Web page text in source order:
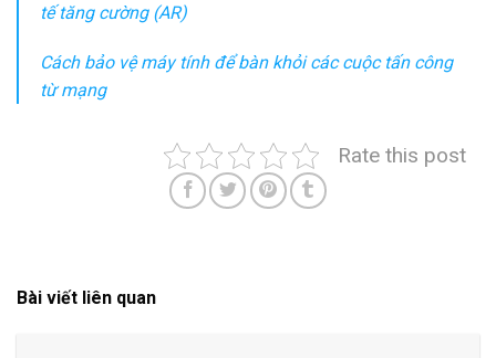
tế tăng cường (AR)
Cách bảo vệ máy tính để bàn khỏi các cuộc tấn công
từ mạng
Rate this post
Bài viết liên quan